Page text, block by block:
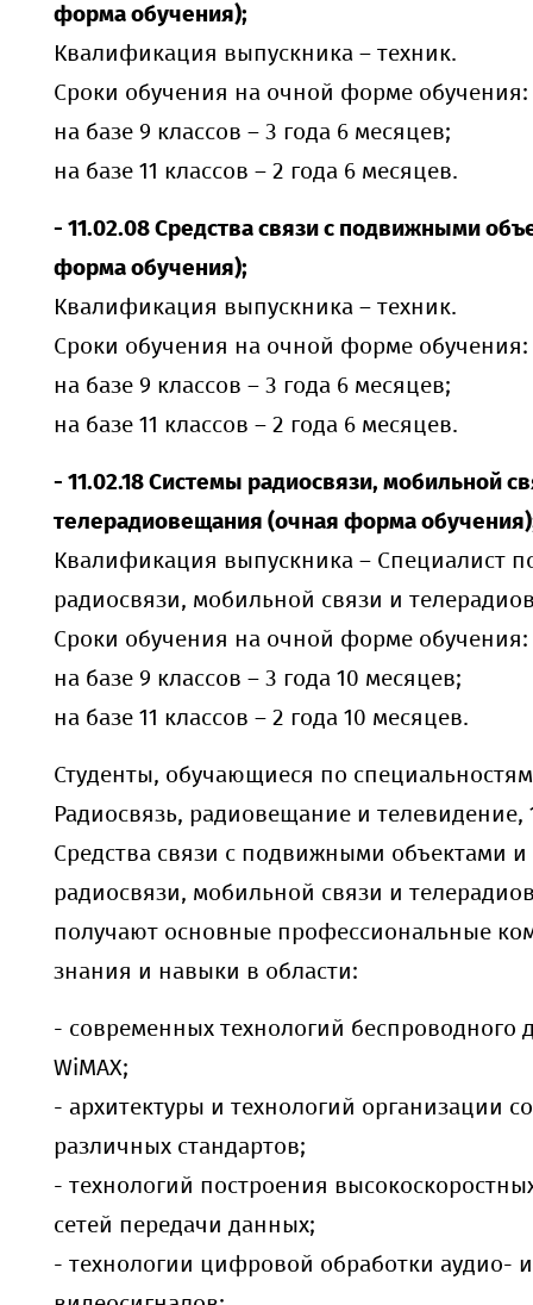
форма обучения);
Квалификация выпускника – техник.
Сроки обучения на очной форме обучения:
на базе 9 классов – 3 года 6 месяцев;
на базе 11 классов – 2 года 6 месяцев.
- 11.02.08 Средства связи с подвижными
форма обучения);
Квалификация выпускника – техник.
Сроки обучения на очной форме обучения:
на базе 9 классов – 3 года 6 месяцев;
на базе 11 классов – 2 года 6 месяцев.
- 11.02.18 Системы радиосвязи, мобильной
телерадиовещания (очная форма
Квалификация выпускника – Специалист
радиосвязи, мобильной связи и
Сроки обучения на очной форме обучения:
на базе 9 классов – 3 года 10 месяцев;
на базе 11 классов – 2 года 10 месяцев.
Студенты, обучающиеся по специальностям
Радиосвязь, радиовещание и телевидение,
Средства связи с подвижными объектами и
радиосвязи, мобильной связи и
получают основные профессиональные
знания и навыки в области:
- современных технологий беспроводного
WiMAX;
- архитектуры и технологий организации
различных стандартов;
- технологий построения
сетей передачи данных;
- технологии цифровой обработки аудио- и